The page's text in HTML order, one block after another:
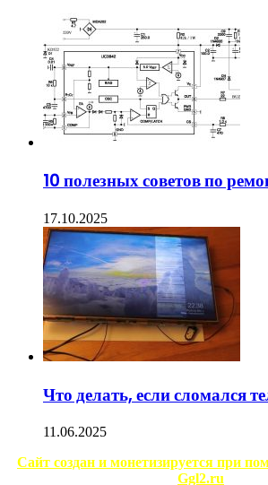
10 полезных советов по
17.10.2025
Что делать, если сломался
11.06.2025
Сайт создан и монетизируется при
Ggl2.ru